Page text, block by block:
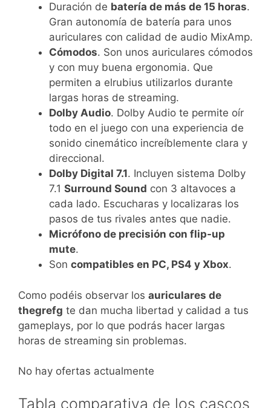
Duración de batería de más de 15 horas.
Gran autonomía de batería para unos
auriculares con calidad de audio MixAmp.
Cómodos. Son unos auriculares cómodos
y con muy buena ergonomia. Que
permiten a elrubius utilizarlos durante
largas horas de streaming.
Dolby Audio. Dolby Audio te permite oír
todo en el juego con una experiencia de
sonido cinemático increíblemente clara y
direccional.
Dolby Digital 7.1. Incluyen sistema Dolby
7.1 Surround Sound con 3 altavoces a
cada lado. Escucharas y localizaras los
pasos de tus rivales antes que nadie.
Micrófono de precisión con flip-up
mute.
Son compatibles en PC, PS4 y Xbox.
Como podéis observar los auriculares de
thegrefg te dan mucha libertad y calidad a tus
gameplays, por lo que podrás hacer largas
horas de streaming sin problemas.
No hay ofertas actualmente
Tabla comparativa de los cascos